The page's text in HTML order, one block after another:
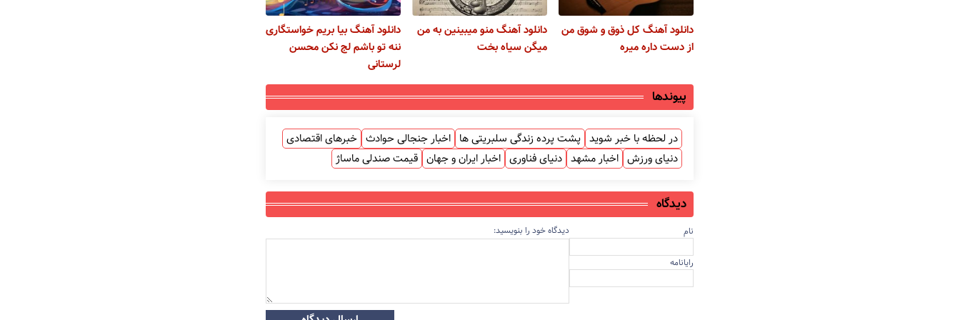
دانلود آهنگ کل ذوق و شوق من
از دست داره میره
دانلود آهنگ منو میبینین به من
میگن سیاه بخت
دانلود آهنگ بیا بریم خواستگاری
ننه تو باشم لج نکن محسن
لرستانی
پیوندها
در لحظه با خبر شوید پشت پرده زندگی سلبریتی ها اخبار جنجالی حوادث خبرهای اقتصادی
دنیای ورزش اخبار مشهد دنیای فناوری اخبار ایران و جهان قیمت صندلی ماساژ
دیدگاه
نام
رایانامه
دیدگاه خود را بنویسید: